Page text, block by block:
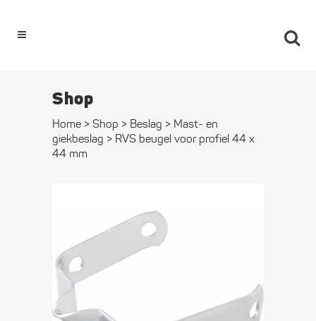
Shop
Home > Shop > Beslag > Mast- en
giekbeslag > RVS beugel voor profiel 44 x
44 mm
RVS beugel
voor profiel
44 x 44 mm